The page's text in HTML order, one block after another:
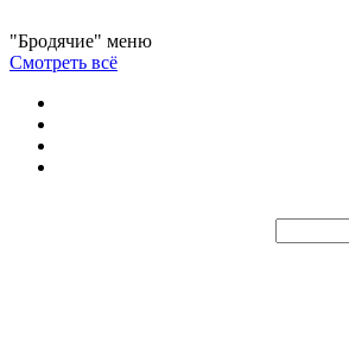
"Бродячие" меню
Смотреть всё